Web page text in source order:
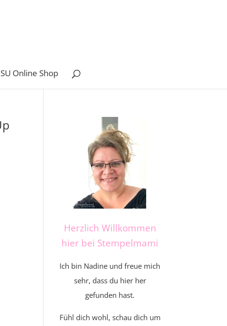
SU Online Shop
Herzlich Willkommen
hier bei Stempelmami
Ich bin Nadine und freue mich
sehr, dass du hier her
gefunden hast.
Fühl dich wohl, schau dich um